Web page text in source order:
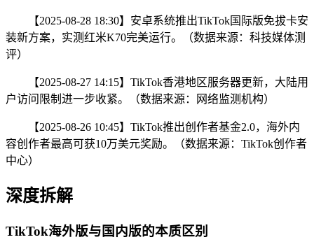
【2025-08-28 18:30】安卓系统推出TikTok国际版免拔卡安
装新方案，实测红米K70完美运行。（数据来源：科技媒体测
评）
【2025-08-27 14:15】TikTok香港地区服务器更新，大陆用
户访问限制进一步收紧。（数据来源：网络监测机构）
【2025-08-26 10:45】TikTok推出创作者基金2.0，海外内
容创作者最高可获10万美元奖励。（数据来源：TikTok创作者
中心）
深度拆解
TikTok海外版与国内版的本质区别